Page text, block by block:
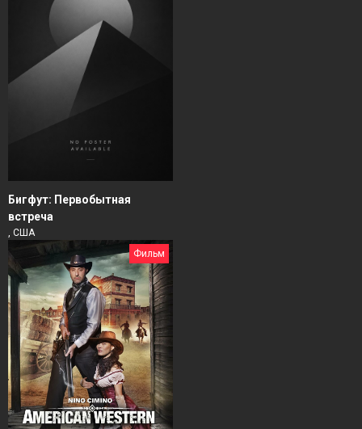
Бигфут: Первобытная
встреча
, США
Фильм